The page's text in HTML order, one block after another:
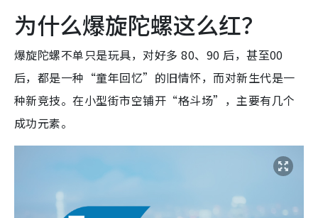
为什么爆旋陀螺这么红？
爆旋陀螺不单只是玩具，对好多 80、90 后，甚至00
后，都是一种“童年回忆”的旧情怀，而对新生代是一
种新竞技。在小型街市空铺开“格斗场”，主要有几个
成功元素。